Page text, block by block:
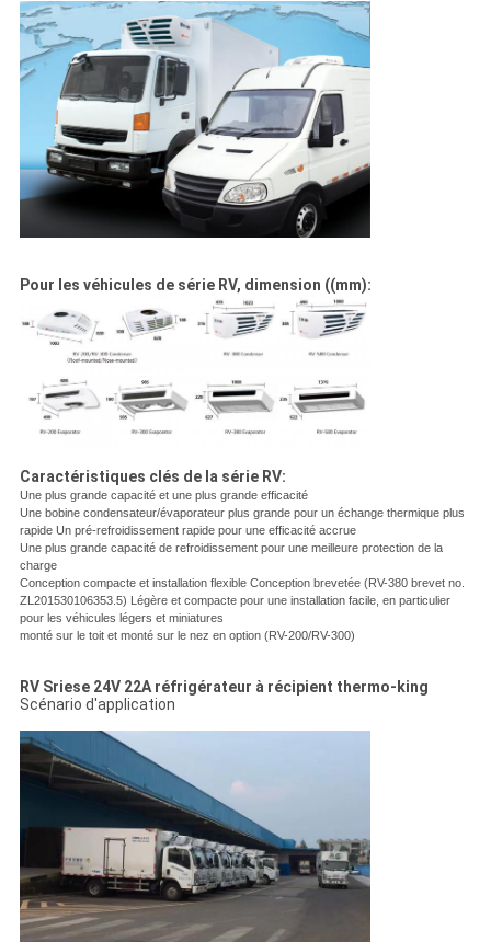
Pour les véhicules de série RV, dimension ((mm):
Caractéristiques clés de la série RV:
Une plus grande capacité et une plus grande efficacité
Une bobine condensateur/évaporateur plus grande pour un échange thermique plus
rapide Un pré-refroidissement rapide pour une efficacité accrue
Une plus grande capacité de refroidissement pour une meilleure protection de la
charge
Conception compacte et installation flexible Conception brevetée (RV-380 brevet no.
ZL201530106353.5) Légère et compacte pour une installation facile, en particulier
pour les véhicules légers et miniatures
monté sur le toit et monté sur le nez en option (RV-200/RV-300)
RV Sriese 24V 22A réfrigérateur à récipient thermo-king
Scénario d'application